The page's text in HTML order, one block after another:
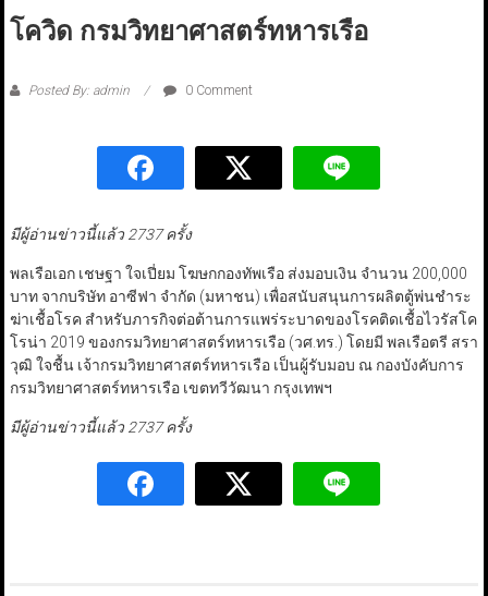
โควิด กรมวิทยาศาสตร์ทหารเรือ
Posted By: admin 0 Comment
มีผู้อ่านข่าวนี้แล้ว 2737 ครั้ง
พลเรือเอก เชษฐา ใจเปี่ยม โฆษกกองทัพเรือ ส่งมอบเงิน จำนวน 200,000
บาท จากบริษัท อาซีฟา จำกัด (มหาชน) เพื่อสนับสนุนการผลิตตู้พ่นชำระ
ฆ่าเชื้อโรค สำหรับภารกิจต่อต้านการแพร่ระบาดของโรคติดเชื้อไวรัสโค
โรน่า 2019 ของกรมวิทยาศาสตร์ทหารเรือ (วศ.ทร.) โดยมี พลเรือตรี สรา
วุฒิ ใจชื้น เจ้ากรมวิทยาศาสตร์ทหารเรือ เป็นผู้รับมอบ ณ กองบังคับการ
กรมวิทยาศาสตร์ทหารเรือ เขตทวีวัฒนา กรุงเทพฯ
มีผู้อ่านข่าวนี้แล้ว 2737 ครั้ง